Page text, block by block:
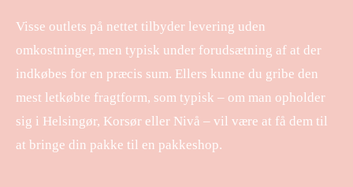
Visse outlets på nettet tilbyder levering uden
omkostninger, men typisk under forudsætning af at der
indkøbes for en præcis sum. Ellers kunne du gribe den
mest letkøbte fragtform, som typisk – om man opholder
sig i Helsingør, Korsør eller Nivå – vil være at få dem til
at bringe din pakke til en pakkeshop.